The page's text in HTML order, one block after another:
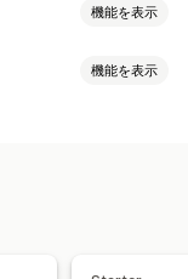
機能を表示
機能を表示